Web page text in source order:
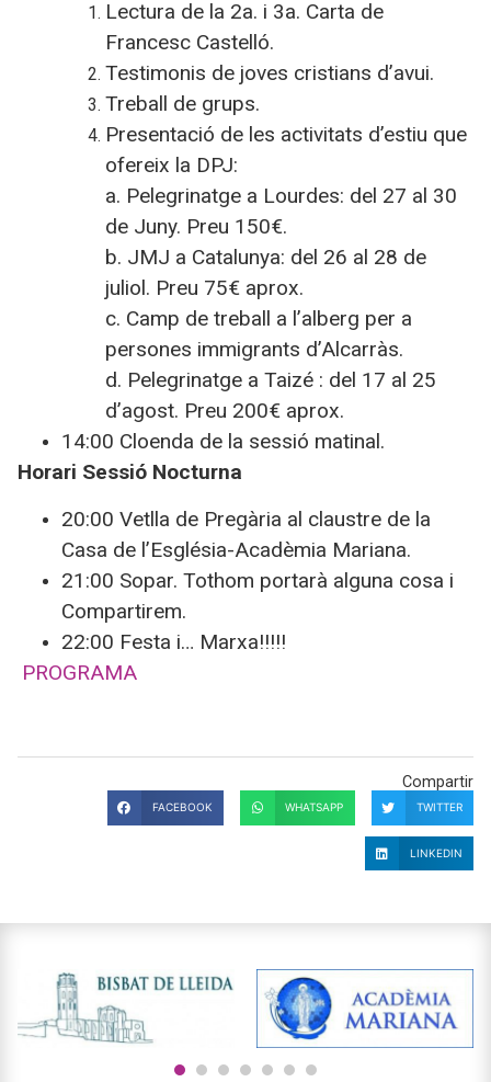
Lectura de la 2a. i 3a. Carta de
Francesc Castelló.
Testimonis de joves cristians d’avui.
Treball de grups.
Presentació de les activitats d’estiu que
ofereix la DPJ:
a. Pelegrinatge a Lourdes: del 27 al 30
de Juny. Preu 150€.
b. JMJ a Catalunya: del 26 al 28 de
juliol. Preu 75€ aprox.
c. Camp de treball a l’alberg per a
persones immigrants d’Alcarràs.
d. Pelegrinatge a Taizé : del 17 al 25
d’agost. Preu 200€ aprox.
14:00 Cloenda de la sessió matinal.
Horari Sessió Nocturna
20:00 Vetlla de Pregària al claustre de la
Casa de l’Església-Acadèmia Mariana.
21:00 Sopar. Tothom portarà alguna cosa i
Compartirem.
22:00 Festa i… Marxa!!!!!
PROGRAMA
Compartir
FACEBOOK WHATSAPP TWITTER
LINKEDIN